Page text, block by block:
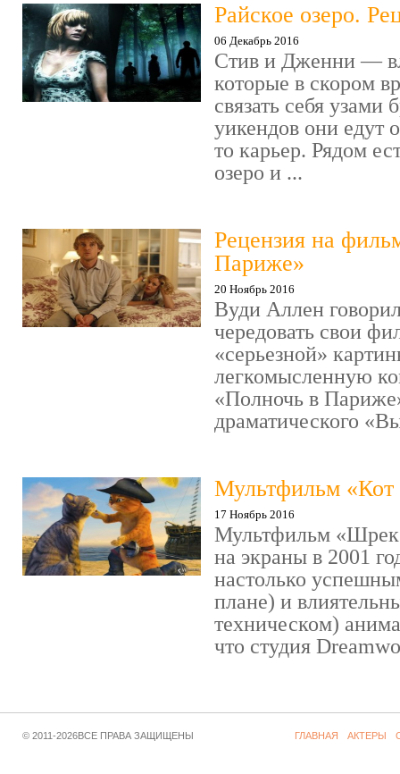
Райское озеро.
06 Декабрь 2016
Стив и Дженни —
которые в скором
связать себя узами
уикендов они едут
то карьер. Рядом
озеро и ...
Рецензия на
Париже»
20 Ноябрь 2016
Вуди Аллен
чередовать свои
«серьезной»
легкомысленную
«Полночь в
драматического
Мультфильм «Кот
17 Ноябрь 2016
Мультфильм
на экраны в 2001
настолько
плане) и
техническом)
что студия
© 2011-2026ВСЕ ПРАВА ЗАЩИЩЕНЫ ГЛАВНАЯ АКТЕРЫ